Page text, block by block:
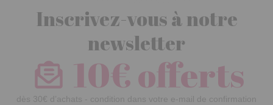
Inscrivez-vous à notre
newsletter
10€ offerts
dès 30€ d’achats - condition dans votre e-mail de confirmation